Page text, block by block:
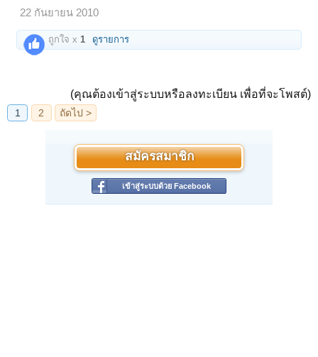
22 กันยายน 2010
ถูกใจ x 1 ดูรายการ
(คุณต้องเข้าสู่ระบบหรือลงทะเบียน เพื่อที่จะโพสต์)
สมัครสมาชิก
เข้าสู่ระบบด้วย Facebook